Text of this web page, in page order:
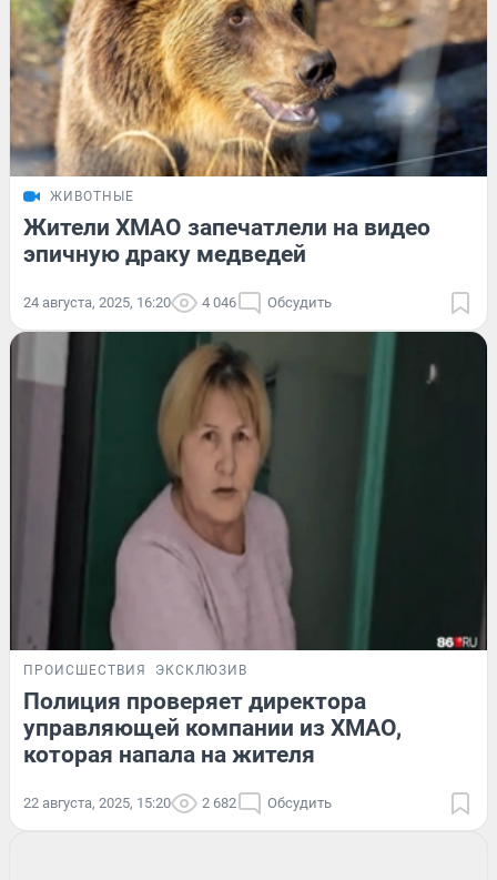
ЖИВОТНЫЕ
Жители ХМАО запечатлели на видео
эпичную драку медведей
24 августа, 2025, 16:20 4 046 Обсудить
ПРОИСШЕСТВИЯ ЭКСКЛЮЗИВ
Полиция проверяет директора
управляющей компании из ХМАО,
которая напала на жителя
22 августа, 2025, 15:20 2 682 Обсудить